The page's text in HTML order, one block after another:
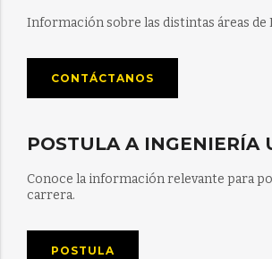
Información sobre las distintas áreas de
CONTÁCTANOS
POSTULA A INGENIERÍA
Conoce la información relevante para
carrera.
POSTULA